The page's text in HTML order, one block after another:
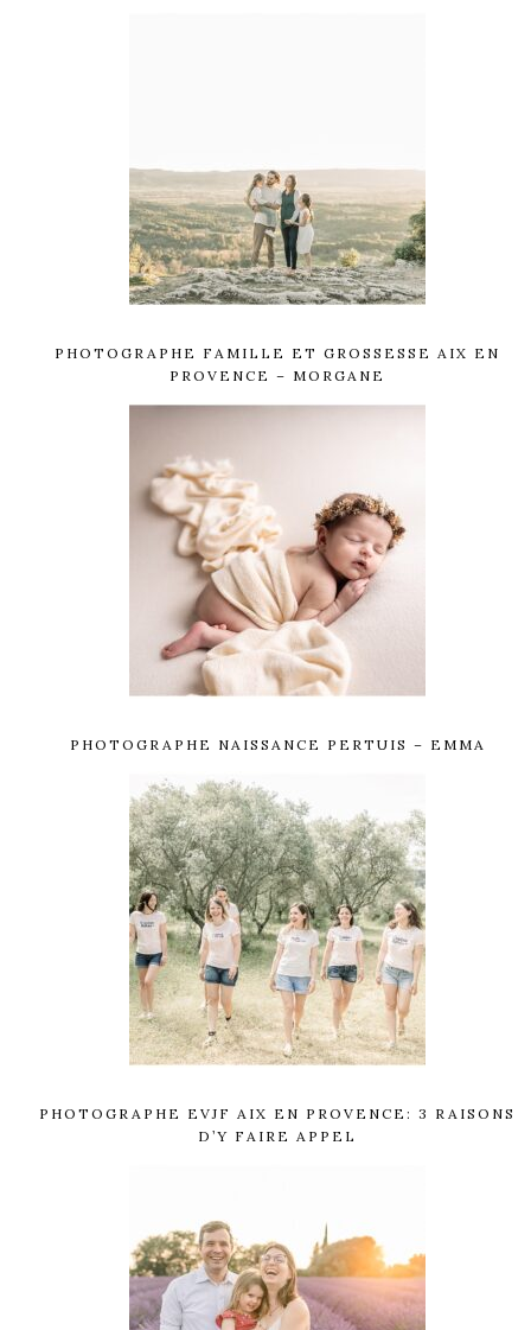
PHOTOGRAPHE FAMILLE ET GROSSESSE AIX EN
PROVENCE – MORGANE
PHOTOGRAPHE NAISSANCE PERTUIS – EMMA
PHOTOGRAPHE EVJF AIX EN PROVENCE: 3 RAISONS
D’Y FAIRE APPEL